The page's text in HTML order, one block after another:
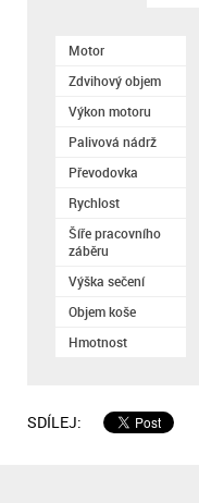
Motor
Zdvihový objem
Výkon motoru
Palivová nádrž
Převodovka
Rychlost
Šíře pracovního
záběru
Výška sečení
Objem koše
Hmotnost
SDÍLEJ: